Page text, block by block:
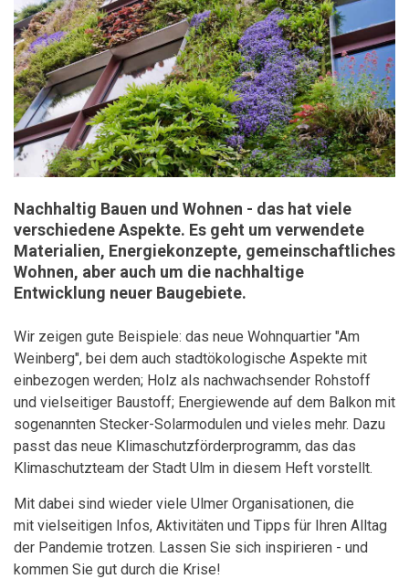
Nachhaltig Bauen und Wohnen - das hat viele
verschiedene Aspekte. Es geht um verwendete
Materialien, Energiekonzepte, gemeinschaftliches
Wohnen, aber auch um die nachhaltige
Entwicklung neuer Baugebiete.
Wir zeigen gute Beispiele: das neue Wohnquartier "Am
Weinberg", bei dem auch stadtökologische Aspekte mit
einbezogen werden; Holz als nachwachsender Rohstoff
und vielseitiger Baustoff; Energiewende auf dem Balkon mit
sogenannten Stecker-Solarmodulen und vieles mehr. Dazu
passt das neue Klimaschutzförderprogramm, das das
Klimaschutzteam der Stadt Ulm in diesem Heft vorstellt.
Mit dabei sind wieder viele Ulmer Organisationen, die
mit vielseitigen Infos, Aktivitäten und Tipps für Ihren Alltag
der Pandemie trotzen. Lassen Sie sich inspirieren - und
kommen Sie gut durch die Krise!